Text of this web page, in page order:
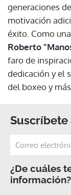
generaciones
motivación
éxito. Como
Roberto
faro de
dedicación y el
del boxeo y
¿De cuáles
información?